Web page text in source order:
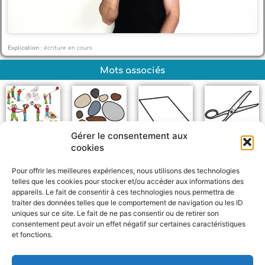
Gérer le consentement aux
cookies
Pour offrir les meilleures expériences, nous utilisons des technologies
telles que les cookies pour stocker et/ou accéder aux informations des
appareils. Le fait de consentir à ces technologies nous permettra de
traiter des données telles que le comportement de navigation ou les ID
uniques sur ce site. Le fait de ne pas consentir ou de retirer son
consentement peut avoir un effet négatif sur certaines caractéristiques
et fonctions.
Explication : écriture en cours
Mots associés
Pierre Ciseaux
a
h
e
a